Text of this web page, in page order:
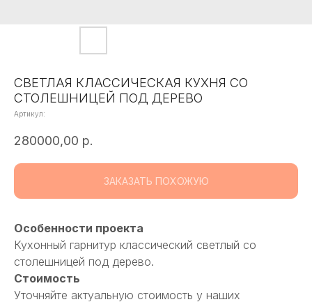
СВЕТЛАЯ КЛАССИЧЕСКАЯ КУХНЯ СО
СТОЛЕШНИЦЕЙ ПОД ДЕРЕВО
Артикул:
280000,00 р.
ЗАКАЗАТЬ ПОХОЖУЮ
Особенности проекта
Кухонный гарнитур классический светлый со
столешницей под дерево.
Стоимость
Уточняйте актуальную стоимость у наших